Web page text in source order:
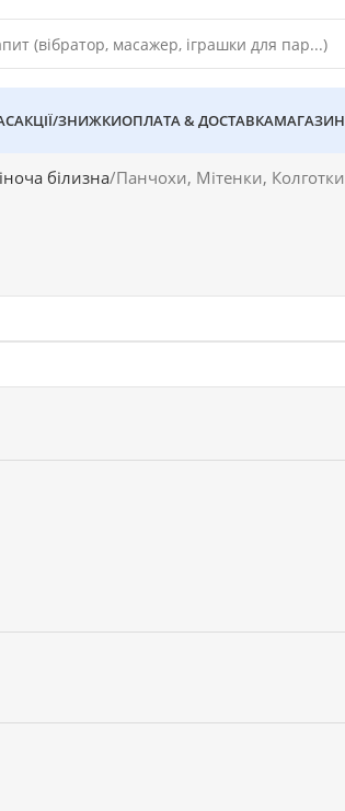
АКЦІЇ/ЗНИЖКИОПЛАТА & ДОСТАВКАМАГАЗИН
білизна Панчохи, Мітенки, Колготки